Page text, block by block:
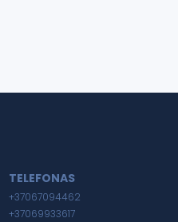
TELEFONAS
+37067094462
+37069933617